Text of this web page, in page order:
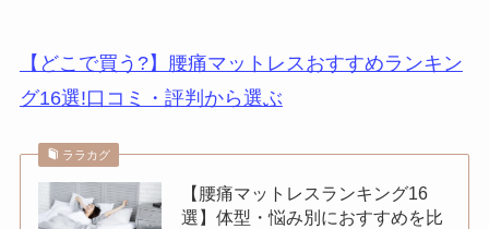
【どこで買う?】腰痛マットレスおすすめランキン
グ16選!口コミ・評判から選ぶ
ララカグ
【腰痛マットレスランキング16
選】体型・悩み別におすすめを比